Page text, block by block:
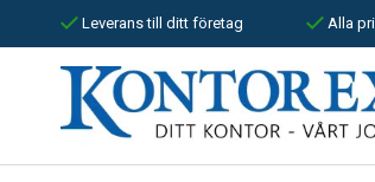
Leverans till ditt företag Alla